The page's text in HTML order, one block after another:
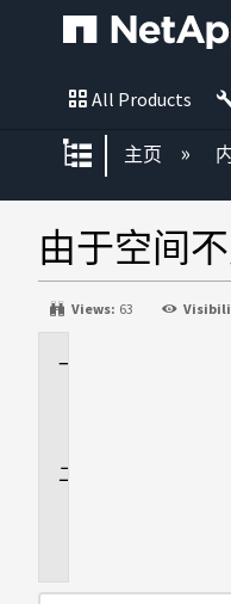
All Products
扩展/隐缩
主页
由于空间
Views: 63